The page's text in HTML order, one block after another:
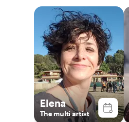
Elena
The multi artist